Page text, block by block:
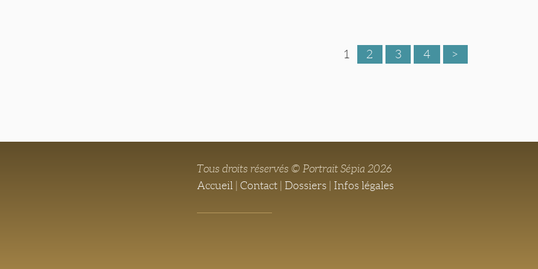
1 2 3 4 >
Tous droits réservés © Portrait Sépia 2026
Accueil
|Contact Dossiers Infos légales